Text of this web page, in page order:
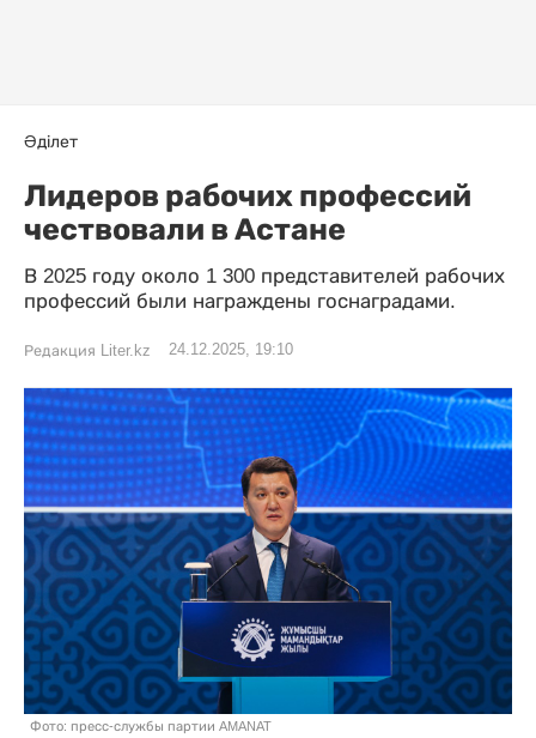
Әділет
Лидеров рабочих профессий
чествовали в Астане
В 2025 году около 1 300 представителей рабочих
профессий были награждены госнаградами.
Редакция Liter.kz 24.12.2025, 19:10
Фото: пресс-службы партии AMANAT